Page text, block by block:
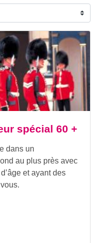
spécial 60 +
dans un
au plus près avec
et ayant des